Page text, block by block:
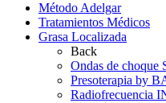
Método Adelgar
Tratamientos Médicos
Grasa Localizada
Back
Ondas de choque
Presoterapia by
Radiofrecuencia